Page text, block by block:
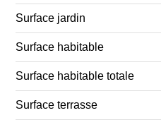
Surface jardin
Surface habitable
Surface habitable totale
Surface terrasse